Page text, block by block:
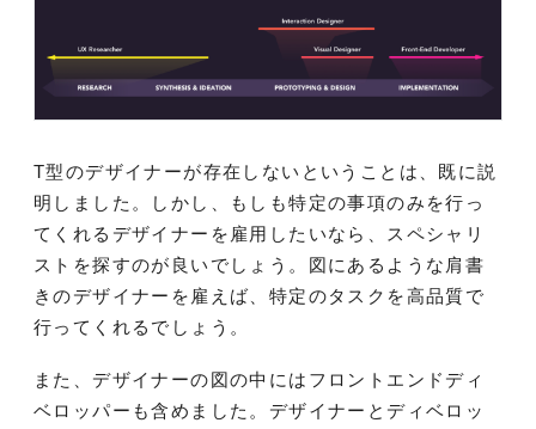
T型のデザイナーが存在しないということは、既に説
明しました。しかし、もしも特定の事項のみを行っ
てくれるデザイナーを雇用したいなら、スペシャリ
ストを探すのが良いでしょう。図にあるような肩書
きのデザイナーを雇えば、特定のタスクを高品質で
行ってくれるでしょう。
また、デザイナーの図の中にはフロントエンドディ
ベロッパーも含めました。デザイナーとディベロッ